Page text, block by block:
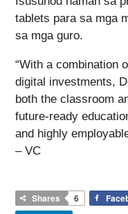
tablets para sa mga
sa mga guro.
“With a combination
digital investments,
both the classroom
future-ready
and highly
– VC
Shares 6